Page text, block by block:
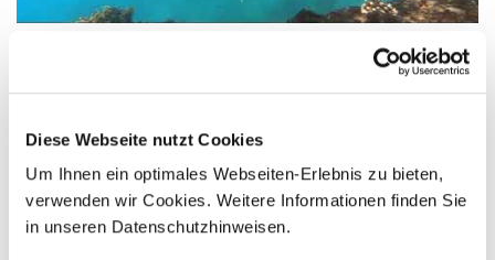
Diese Webseite nutzt Cookies
Um Ihnen ein optimales Webseiten-Erlebnis zu bieten,
verwenden wir Cookies. Weitere Informationen finden Sie
in unseren Datenschutzhinweisen.
Mit avenTOURa Ihren
Urlaub
durch Costa Rica planen